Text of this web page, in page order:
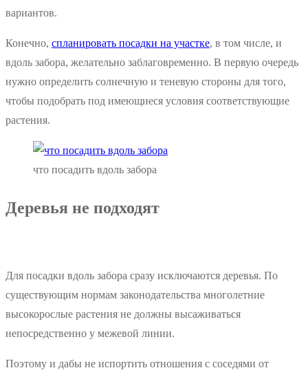
вариантов.
Конечно, спланировать посадки на участке, в том числе, и
вдоль забора, желательно заблаговременно. В первую очередь
нужно определить солнечную и теневую стороны для того,
чтобы подобрать под имеющиеся условия соответствующие
растения.
что посадить вдоль забора
Деревья не подходят
Для посадки вдоль забора сразу исключаются деревья. По
существующим нормам законодательства многолетние
высокорослые растения не должны высаживаться
непосредственно у межевой линии.
Поэтому и дабы не испортить отношения с соседями от